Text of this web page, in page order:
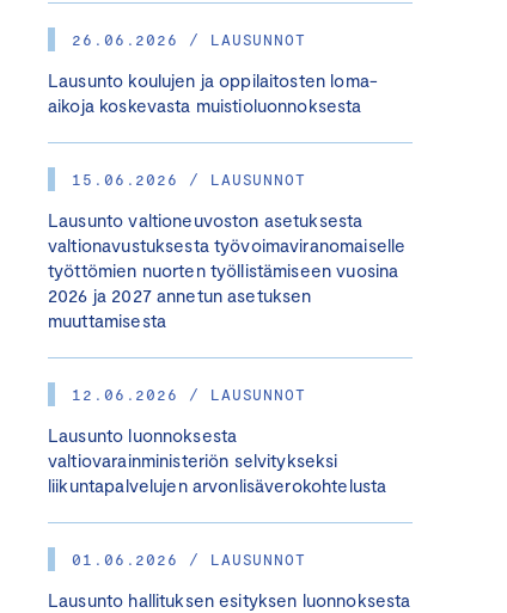
26.06.2026 / LAUSUNNOT
Lausunto koulujen ja oppilaitosten loma-
aikoja koskevasta muistioluonnoksesta
15.06.2026 / LAUSUNNOT
Lausunto valtioneuvoston asetuksesta
valtionavustuksesta työvoimaviranomaiselle
työttömien nuorten työllistämiseen vuosina
2026 ja 2027 annetun asetuksen
muuttamisesta
12.06.2026 / LAUSUNNOT
Lausunto luonnoksesta
valtiovarainministeriön selvitykseksi
liikuntapalvelujen arvonlisäverokohtelusta
01.06.2026 / LAUSUNNOT
Lausunto hallituksen esityksen luonnoksesta